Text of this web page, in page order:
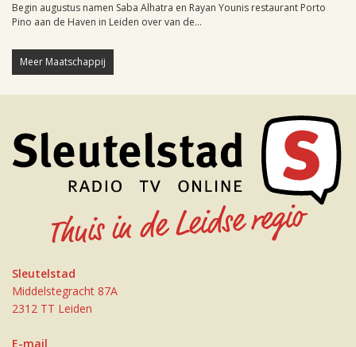
Begin augustus namen Saba Alhatra en Rayan Younis restaurant Porto
Pino aan de Haven in Leiden over van de...
Meer Maatschappij
Sleutelstad
Middelstegracht 87A
2312 TT Leiden
E-mail